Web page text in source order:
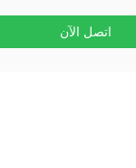
اتصل الآن